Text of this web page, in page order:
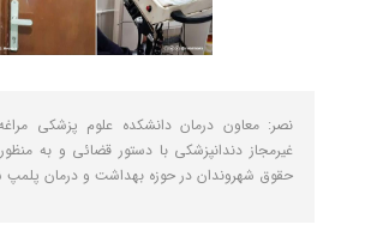
نصر: معاون درمان دانشکده علوم پزشکی
غیرمجاز دندانپزشکی با دستور قضائی و به
حقوق شهروندان در حوزه بهداشت و درمان